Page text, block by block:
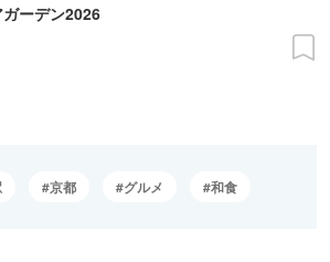
ーデン2026
京都 グルメ 和食